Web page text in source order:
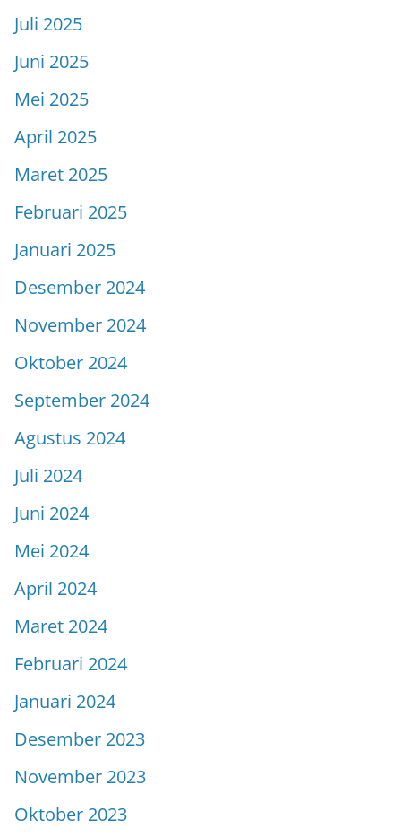
Juli 2025
Juni 2025
Mei 2025
April 2025
Maret 2025
Februari 2025
Januari 2025
Desember 2024
November 2024
Oktober 2024
September 2024
Agustus 2024
Juli 2024
Juni 2024
Mei 2024
April 2024
Maret 2024
Februari 2024
Januari 2024
Desember 2023
November 2023
Oktober 2023